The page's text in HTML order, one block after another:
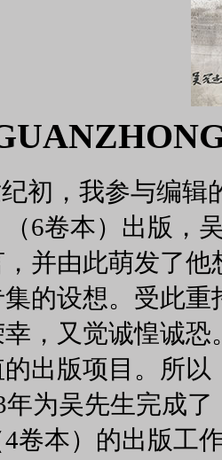
初，我参与编辑
6卷本）出版，
，并由此萌发了
的设想。受此
，又觉诚惶诚
出版项目。所
年为吴先生完成
卷本）的出版工